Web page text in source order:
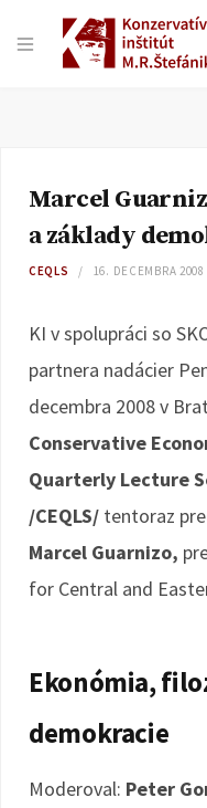
Marcel
a základy
CEQLS 16. DECEMBRA 2008
KI v spolupráci so
partnera nadácier
decembra 2008 v
Conservative
Quarterly Lecture
/CEQLS/ tentoraz
Marcel Guarnizo,
for Central and
Ekonómia,
demokracie
Moderoval: Peter